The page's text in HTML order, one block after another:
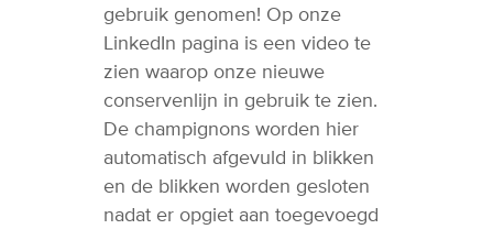
gebruik genomen! Op onze
LinkedIn pagina is een video te
zien waarop onze nieuwe
conservenlijn in gebruik te zien.
De champignons worden hier
automatisch afgevuld in blikken
en de blikken worden gesloten
nadat er opgiet aan toegevoegd